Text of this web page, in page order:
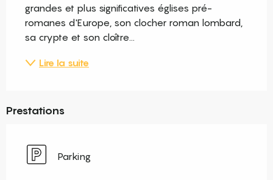
grandes et plus significatives églises pré-
romanes d'Europe, son clocher roman lombard,
sa crypte et son cloître...
Lire la suite
Prestations
Parking